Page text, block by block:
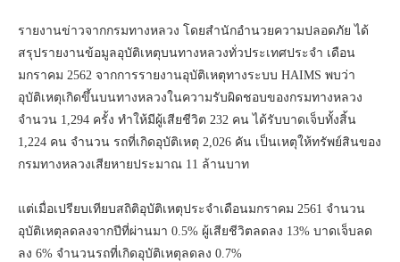
รายงานข่าวจากกรมทางหลวง โดยสำนักอำนวยความปลอดภัย ได้
สรุปรายงานข้อมูลอุบัติเหตุบนทางหลวงทั่วประเทศประจำ เดือน
มกราคม 2562 จากการรายงานอุบัติเหตุทางระบบ HAIMS พบว่า
อุบัติเหตุเกิดขึ้นบนทางหลวงในความรับผิดชอบของกรมทางหลวง
จำนวน 1,294 ครั้ง ทำให้มีผู้เสียชีวิต 232 คน ได้รับบาดเจ็บทั้งสิ้น
1,224 คน จำนวน รถที่เกิดอุบัติเหตุ 2,026 คัน เป็นเหตุให้ทรัพย์สินของ
กรมทางหลวงเสียหายประมาณ 11 ล้านบาท
แต่เมื่อเปรียบเทียบสถิติอุบัติเหตุประจำเดือนมกราคม 2561 จำนวน
อุบัติเหตุลดลงจากปีที่ผ่านมา 0.5% ผู้เสียชีวิตลดลง 13% บาดเจ็บลด
ลง 6% จำนวนรถที่เกิดอุบัติเหตุลดลง 0.7%